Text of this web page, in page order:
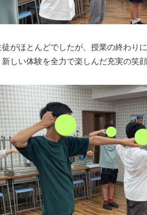
がほとんどでしたが、授業の終わり
しい体験を全力で楽しんだ充実の笑